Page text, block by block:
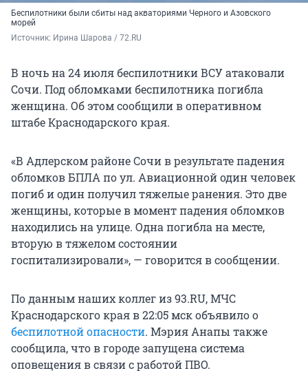
Беспилотники были сбиты над акваториями Черного и Азовского
морей
Источник: Ирина Шарова / 72.RU
В ночь на 24 июля беспилотники ВСУ атаковали
Сочи. Под обломками беспилотника погибла
женщина. Об этом сообщили в оперативном
штабе Краснодарского края.
«В Адлерском районе Сочи в результате падения
обломков БПЛА по ул. Авиационной один человек
погиб и один получил тяжелые ранения. Это две
женщины, которые в момент падения обломков
находились на улице. Одна погибла на месте,
вторую в тяжелом состоянии
госпитализировали», — говорится в сообщении.
По данным наших коллег из 93.RU, МЧС
Краснодарского края в 22:05 мск объявило о
беспилотной опасности. Мэрия Анапы также
сообщила, что в городе запущена система
оповещения в связи с работой ПВО.